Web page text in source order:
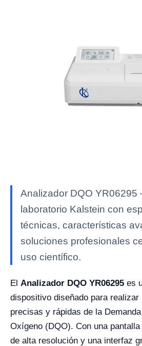
Analizador DQO
laboratorio Kalstein con
técnicas, características
soluciones profesionales
uso científico.
El Analizador DQO YR06295 es
dispositivo diseñado para realizar
precisas y rápidas de la
Oxígeno (DQO). Con una
de alta resolución y una interfaz